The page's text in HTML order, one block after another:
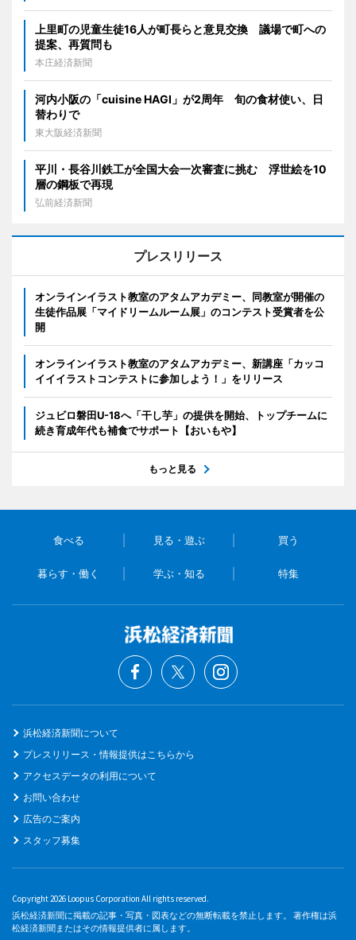
上里町の児童生徒16人が町長らと意見交換 議場で町への
提案、再質問も
本庄経済新聞
河内小阪の「cuisine HAGI」が2周年 旬の食材使い、日
替わりで
東大阪経済新聞
平川・長谷川鉄工が全国大会一次審査に挑む 浮世絵を10
層の鋼板で再現
弘前経済新聞
プレスリリース
オンラインイラスト教室のアタムアカデミー、同教室が開催の
生徒作品展「マイドリームルーム展」のコンテスト受賞者を公
開
オンラインイラスト教室のアタムアカデミー、新講座「カッコ
イイイラストコンテストに参加しよう！」をリリース
ジュビロ磐田U-18へ「干し芋」の提供を開始、トップチームに
続き育成年代も補食でサポート【おいもや】
もっと見る
食べる 見る・遊ぶ 買う
暮らす・働く 学ぶ・知る 特集
浜松経済新聞について
プレスリリース・情報提供はこちらから
アクセスデータの利用について
お問い合わせ
広告のご案内
スタッフ募集
Copyright 2026 Loopus Corporation All rights reserved.
浜松経済新聞に掲載の記事・写真・図表などの無断転載を禁止します。 著作権は浜
松経済新聞またはその情報提供者に属します。